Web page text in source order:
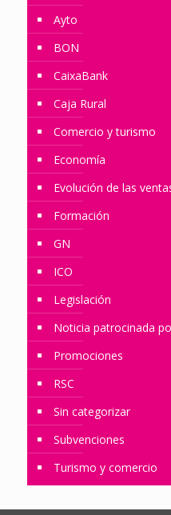
Ayto
BON
CaixaBank
Caja Rural
Comercio y turismo
Economía
Evolución de las
Formación
GN
ICO
Legislación
Noticia patrocinada
Promociones
RSC
Sin categorizar
Subvenciones
Turismo y comercio